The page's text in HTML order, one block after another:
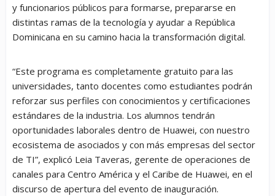
y funcionarios públicos para formarse, prepararse en
distintas ramas de la tecnología y ayudar a República
Dominicana en su camino hacia la transformación digital.
“Este programa es completamente gratuito para las
universidades, tanto docentes como estudiantes podrán
reforzar sus perfiles con conocimientos y certificaciones
estándares de la industria. Los alumnos tendrán
oportunidades laborales dentro de Huawei, con nuestro
ecosistema de asociados y con más empresas del sector
de TI”, explicó Leia Taveras, gerente de operaciones de
canales para Centro América y el Caribe de Huawei, en el
discurso de apertura del evento de inauguración.